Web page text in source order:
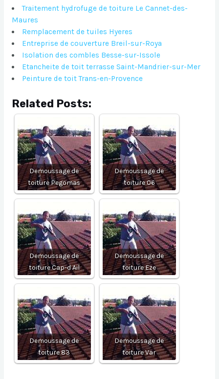
Traitement hydrofuge de toiture Le Cannet-des-
Maures
Remplacement de tuiles Hyeres
Entreprise de couverture Breil-sur-Roya
Isolation des combles Besse-sur-Issole
Etancheite de toit terrasse Saint-Mandrier-sur-Mer
Peinture de toit Trans-en-Provence
Related Posts:
Demoussage de
toiture Pegomas
Demoussage de
toiture 06
Demoussage de
toiture Cap-d Ail
Demoussage de
toiture Eze
Demoussage de
toiture 83
Demoussage de
toiture Var